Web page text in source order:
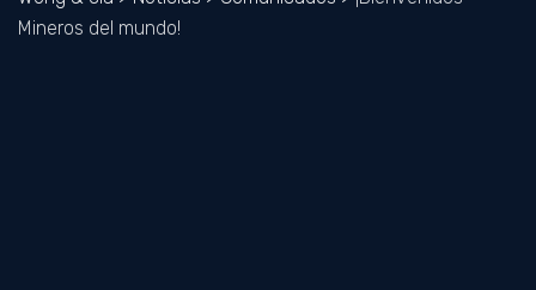
Mineros del mundo!